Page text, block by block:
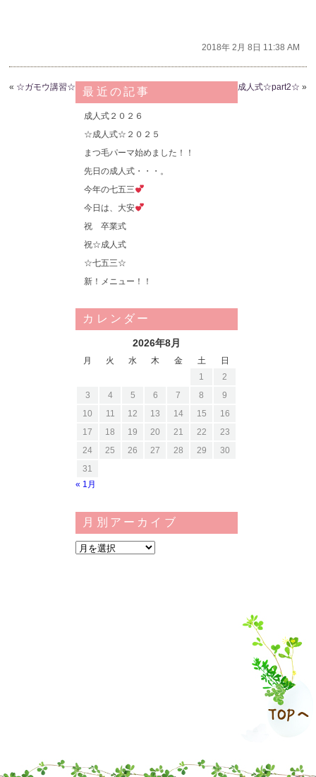
2018年 2月 8日 11:38 AM
« ☆ガモウ講習☆ 成人式☆part2☆ »
最近の記事
成人式２０２６
☆成人式☆２０２５
まつ毛パーマ始めました！！
先日の成人式・・・。
今年の七五三
今日は、大安
祝 卒業式
祝☆成人式
☆七五三☆
新！メニュー！！
カレンダー
2026年8月
月 火 水 木 金 土
日
1
2
3
4 5 6 7 8
9
10
11 12 13 14 15
16
17
18 19 20 21 22
23
24
25 26 27 28 29
30
31
« 1月
月別アーカイブ